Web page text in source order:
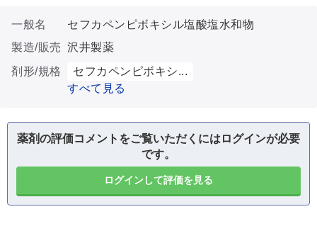
一般名
セフカペンピボキシル塩酸塩水和物
製造/販売 沢井製薬
剤形/規格
セフカペンピボキシ...
すべて見る
薬剤の評価コメントをご覧いただくにはログインが必要
です。
ログインして評価を見る